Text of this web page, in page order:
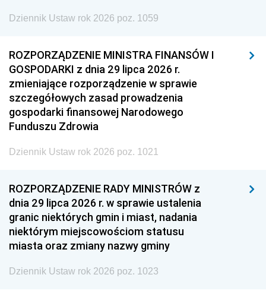
Dziennik Ustaw rok 2026 poz. 1059
ROZPORZĄDZENIE MINISTRA FINANSÓW I
GOSPODARKI z dnia 29 lipca 2026 r.
zmieniające rozporządzenie w sprawie
szczegółowych zasad prowadzenia
gospodarki finansowej Narodowego
Funduszu Zdrowia
Dziennik Ustaw rok 2026 poz. 1021
ROZPORZĄDZENIE RADY MINISTRÓW z
dnia 29 lipca 2026 r. w sprawie ustalenia
granic niektórych gmin i miast, nadania
niektórym miejscowościom statusu
miasta oraz zmiany nazwy gminy
Dziennik Ustaw rok 2026 poz. 1023